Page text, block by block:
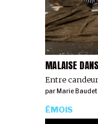
MALAISE
Entre
par Marie Baudet
ÉMOIS